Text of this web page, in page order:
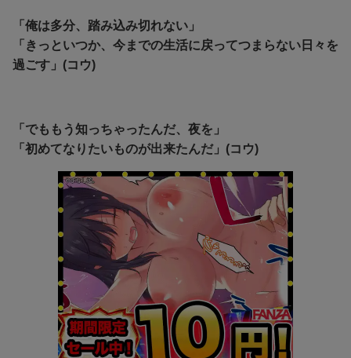
「俺は多分、踏み込み切れない」
「きっといつか、今までの生活に戻ってつまらない日々を
過ごす」(コウ)
「でももう知っちゃったんだ、夜を」
「初めてなりたいものが出来たんだ」(コウ)